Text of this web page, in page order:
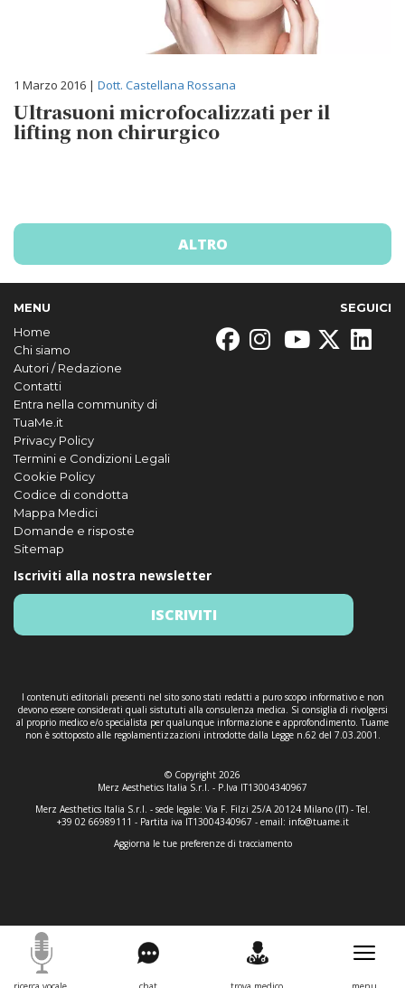
1 Marzo 2016 | Dott. Castellana Rossana
Ultrasuoni microfocalizzati per il
lifting non chirurgico
ALTRO
MENU
Home
Chi siamo
Autori / Redazione
Contatti
Entra nella community di
TuaMe.it
Privacy Policy
Termini e Condizioni Legali
Cookie Policy
Codice di condotta
Mappa Medici
Domande e risposte
Sitemap
SEGUICI
Iscriviti alla nostra newsletter
ISCRIVITI
I contenuti editoriali presenti nel sito sono stati redatti a puro scopo informativo e non
devono essere considerati quali sistututi alla consulenza medica. Si consiglia di rivolgersi
al proprio medico e/o specialista per qualunque informazione e approfondimento. Tuame
non è sottoposto alle regolamentizzazioni introdotte dalla Legge n.62 del 7.03.2001.
© Copyright 2026
Merz Aesthetics Italia S.r.l. - P.Iva IT13004340967
Merz Aesthetics Italia S.r.l. - sede legale: Via F. Filzi 25/A 20124 Milano (IT) - Tel.
+39 02 66989111 - Partita iva IT13004340967 - email: info@tuame.it
Aggiorna le tue preferenze di tracciamento